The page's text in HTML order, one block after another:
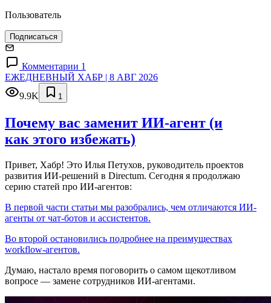
Пользователь
Подписаться
Комментарии 1
ЕЖЕДНЕВНЫЙ ХАБР | 8 АВГ 2026
9.9K
1
Почему вас заменит ИИ‑агент (и
как этого избежать)
Привет, Хабр! Это Илья Петухов, руководитель проектов
развития ИИ-решений в Directum. Сегодня я продолжаю
серию статей про ИИ-агентов:
В первой части статьи мы разобрались, чем отличаются ИИ-
агенты от чат-ботов и ассистентов.
Во второй остановились подробнее на преимуществах
workflow-агентов.
Думаю, настало время поговорить о самом щекотливом
вопросе — замене сотрудников ИИ-агентами.